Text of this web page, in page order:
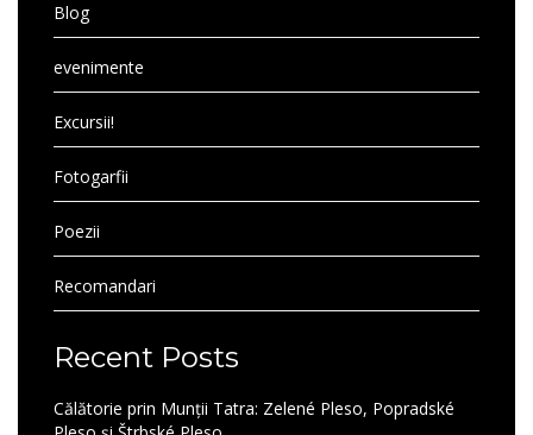
Blog
evenimente
Excursii!
Fotogarfii
Poezii
Recomandari
Recent Posts
Călătorie prin Munții Tatra: Zelené Pleso, Popradské